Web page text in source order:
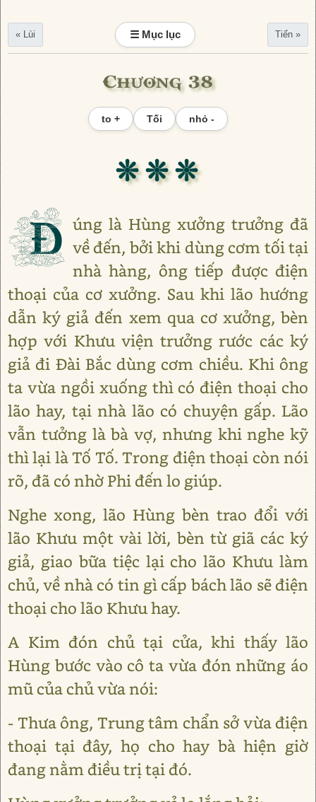
« Lùi ☰ Mục lục Tiến »
Chương 38
to + Tối nhỏ -
❊ ❊ ❊
Đ úng là Hùng xưởng trưởng đã
về đến, bởi khi dùng cơm tối tại
nhà hàng, ông tiếp được điện
thoại của cơ xưởng. Sau khi lão hướng
dẫn ký giả đến xem qua cơ xưởng, bèn
hợp với Khưu viện trưởng rước các ký
giả đi Đài Bắc dùng cơm chiều. Khi ông
ta vừa ngồi xuống thì có điện thoại cho
lão hay, tại nhà lão có chuyện gấp. Lão
vẫn tưởng là bà vợ, nhưng khi nghe kỹ
thì lại là Tố Tố. Trong điện thoại còn nói
rõ, đã có nhờ Phi đến lo giúp.
Nghe xong, lão Hùng bèn trao đổi với
lão Khưu một vài lời, bèn từ giã các ký
giả, giao bữa tiệc lại cho lão Khưu làm
chủ, về nhà có tin gì cấp bách lão sẽ điện
thoại cho lão Khưu hay.
A Kim đón chủ tại cửa, khi thấy lão
Hùng bước vào cô ta vừa đón những áo
mũ của chủ vừa nói:
- Thưa ông, Trung tâm chẩn sở vừa điện
thoại tại đây, họ cho hay bà hiện giờ
đang nằm điều trị tại đó.